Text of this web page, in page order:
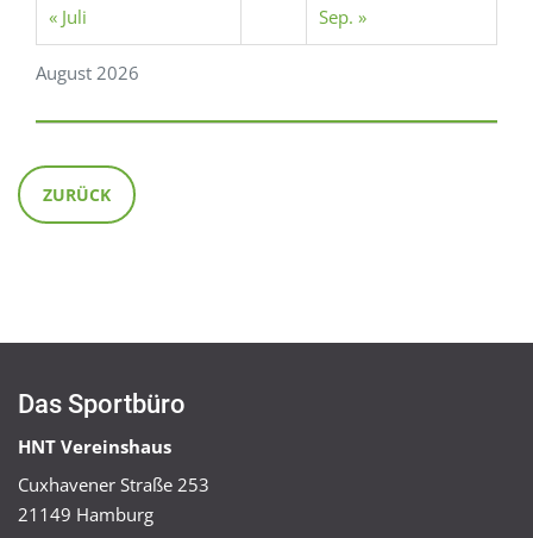
August 2026
« Juli Sep. »
ZURÜCK
Das Sportbüro
HNT Vereinshaus
Cuxhavener Straße 253
21149 Hamburg